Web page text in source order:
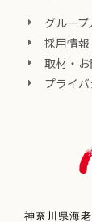
グルー
採用情報
取材・
プライ
神奈川県海